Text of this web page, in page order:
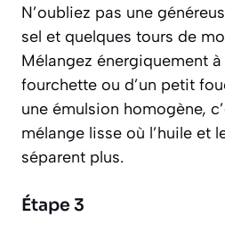
N’oubliez pas une
sel et quelques tours de
Mélangez énergiquement à
fourchette ou d’un petit
une émulsion homogène,
mélange lisse où l’huile et
séparent plus.
Étape 3